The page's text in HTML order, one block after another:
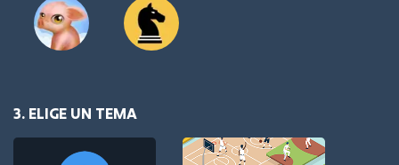
3. ELIGE UN TEMA